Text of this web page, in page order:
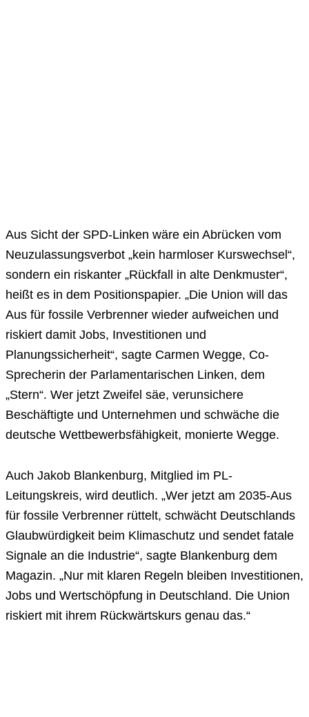
Aus Sicht der SPD-Linken wäre ein Abrücken vom
Neuzulassungsverbot „kein harmloser Kurswechsel“,
sondern ein riskanter „Rückfall in alte Denkmuster“,
heißt es in dem Positionspapier. „Die Union will das
Aus für fossile Verbrenner wieder aufweichen und
riskiert damit Jobs, Investitionen und
Planungssicherheit“, sagte Carmen Wegge, Co-
Sprecherin der Parlamentarischen Linken, dem
„Stern“. Wer jetzt Zweifel säe, verunsichere
Beschäftigte und Unternehmen und schwäche die
deutsche Wettbewerbsfähigkeit, monierte Wegge.
Auch Jakob Blankenburg, Mitglied im PL-
Leitungskreis, wird deutlich. „Wer jetzt am 2035-Aus
für fossile Verbrenner rüttelt, schwächt Deutschlands
Glaubwürdigkeit beim Klimaschutz und sendet fatale
Signale an die Industrie“, sagte Blankenburg dem
Magazin. „Nur mit klaren Regeln bleiben Investitionen,
Jobs und Wertschöpfung in Deutschland. Die Union
riskiert mit ihrem Rückwärtskurs genau das.“